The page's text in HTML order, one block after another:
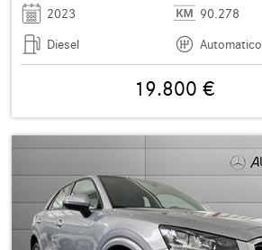
2023
90.278
Diesel
Automatico
19.800 €